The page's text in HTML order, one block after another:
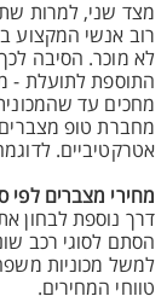
מצד שני, למרות
רוב אנשי המקצוע
לא מוכר. הסיבה
התוספת לתועלת -
מחכים עד
מחברת טופ
אטרקטיביים. לדוגמה,
מחירי מצברים לפי
דרך נוספת לבחון
הסתם לסוגי רכב
למשל מכוניות
טווחי המחירים.